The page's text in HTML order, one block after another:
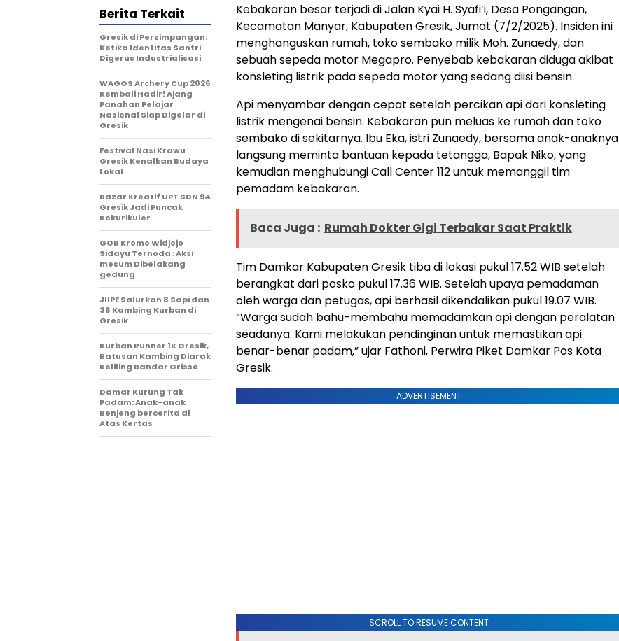
Kebakaran besar terjadi di Jalan Kyai H. Syafi’i, Desa Pongangan,
Kecamatan Manyar, Kabupaten Gresik, Jumat (7/2/2025). Insiden ini
menghanguskan rumah, toko sembako milik Moh. Zunaedy, dan
sebuah sepeda motor Megapro. Penyebab kebakaran diduga akibat
konsleting listrik pada sepeda motor yang sedang diisi bensin.
Api menyambar dengan cepat setelah percikan api dari konsleting
listrik mengenai bensin. Kebakaran pun meluas ke rumah dan toko
sembako di sekitarnya. Ibu Eka, istri Zunaedy, bersama anak-anaknya
langsung meminta bantuan kepada tetangga, Bapak Niko, yang
kemudian menghubungi Call Center 112 untuk memanggil tim
pemadam kebakaran.
Baca Juga : Rumah Dokter Gigi Terbakar Saat Praktik
Tim Damkar Kabupaten Gresik tiba di lokasi pukul 17.52 WIB setelah
berangkat dari posko pukul 17.36 WIB. Setelah upaya pemadaman
oleh warga dan petugas, api berhasil dikendalikan pukul 19.07 WIB.
“Warga sudah bahu-membahu memadamkan api dengan peralatan
seadanya. Kami melakukan pendinginan untuk memastikan api
benar-benar padam,” ujar Fathoni, Perwira Piket Damkar Pos Kota
Gresik.
ADVERTISEMENT
SCROLL TO RESUME CONTENT
Berita Terkait
Gresik di Persimpangan:
Ketika Identitas Santri
Digerus Industrialisasi
WAGOS Archery Cup 2026
Kembali Hadir! Ajang
Panahan Pelajar
Nasional Siap Digelar di
Gresik
Festival Nasi Krawu
Gresik Kenalkan Budaya
Lokal
Bazar Kreatif UPT SDN 94
Gresik Jadi Puncak
Kokurikuler
GOR Kromo Widjojo
Sidayu Ternoda : Aksi
mesum Dibelakang
gedung
JIIPE Salurkan 8 Sapi dan
36 Kambing Kurban di
Gresik
Kurban Runner 1K Gresik,
Ratusan Kambing Diarak
Keliling Bandar Grisse
Damar Kurung Tak
Padam: Anak-anak
Benjeng bercerita di
Atas Kertas